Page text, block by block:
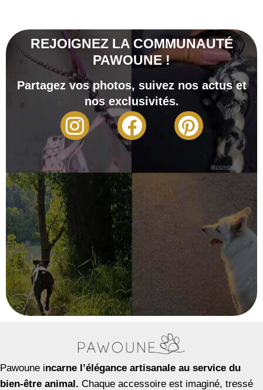
REJOIGNEZ LA COMMUNAUTÉ
PAWOUNE !
Partagez vos photos, suivez nos actus et
nos exclusivités.
Pawoune incarne l’élégance artisanale au service du
bien-être animal. Chaque accessoire est imaginé, tressé